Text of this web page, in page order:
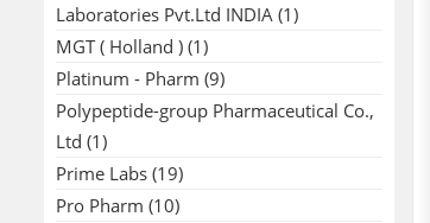
Laboratories Pvt.Ltd INDIA (1)
MGT ( Holland ) (1)
Platinum - Pharm (9)
Polypeptide-group Pharmaceutical Co.,
Ltd (1)
Prime Labs (19)
Pro Pharm (10)